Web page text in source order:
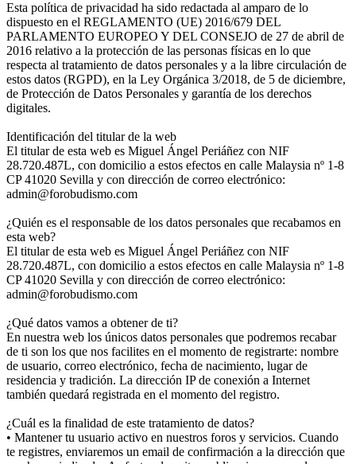
Esta política de privacidad ha sido redactada al amparo de lo
dispuesto en el REGLAMENTO (UE) 2016/679 DEL
PARLAMENTO EUROPEO Y DEL CONSEJO de 27 de abril de
2016 relativo a la protección de las personas físicas en lo que
respecta al tratamiento de datos personales y a la libre circulación de
estos datos (RGPD), en la Ley Orgánica 3/2018, de 5 de diciembre,
de Protección de Datos Personales y garantía de los derechos
digitales.
Identificación del titular de la web
El titular de esta web es Miguel Ángel Periáñez con NIF
28.720.487L, con domicilio a estos efectos en calle Malaysia nº 1-8
CP 41020 Sevilla y con dirección de correo electrónico:
admin@forobudismo.com
¿Quién es el responsable de los datos personales que recabamos en
esta web?
El titular de esta web es Miguel Ángel Periáñez con NIF
28.720.487L, con domicilio a estos efectos en calle Malaysia nº 1-8
CP 41020 Sevilla y con dirección de correo electrónico:
admin@forobudismo.com
¿Qué datos vamos a obtener de ti?
En nuestra web los únicos datos personales que podremos recabar
de ti son los que nos facilites en el momento de registrarte: nombre
de usuario, correo electrónico, fecha de nacimiento, lugar de
residencia y tradición. La dirección IP de conexión a Internet
también quedará registrada en el momento del registro.
¿Cuál es la finalidad de este tratamiento de datos?
• Mantener tu usuario activo en nuestros foros y servicios. Cuando
te registres, enviaremos un email de confirmación a la dirección que